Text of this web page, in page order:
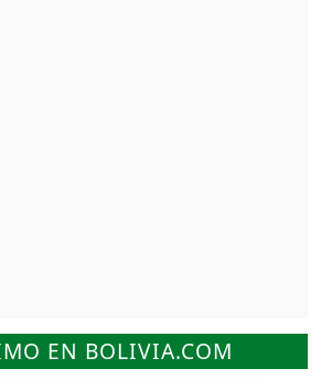
EN BOLIVIA.COM